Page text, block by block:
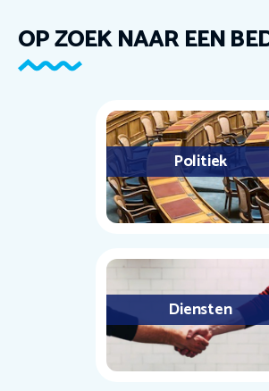
OP ZOEK NAAR EEN
Politiek
Diensten